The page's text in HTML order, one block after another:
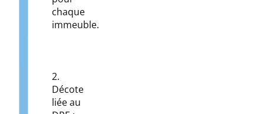
chaque
immeuble.
2.
Décote
liée au